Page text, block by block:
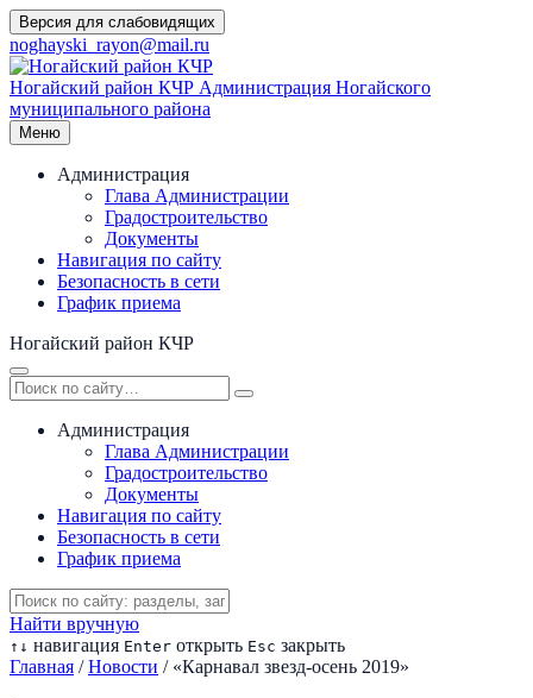
Перейти
к
содержимому
Версия для слабовидящих
noghayski_rayon@mail.ru
Ногайский район КЧР Администрация Ногайского
муниципального района
Меню
Администрация
Глава Администрации
Градостроительство
Документы
Навигация по сайту
Безопасность в сети
График приема
Ногайский район КЧР
Администрация
Глава Администрации
Градостроительство
Документы
Навигация по сайту
Безопасность в сети
График приема
Найти вручную
↑ ↓ навигация Enter открыть Esc закрыть
Главная / Новости / «Карнавал звезд-осень 2019»